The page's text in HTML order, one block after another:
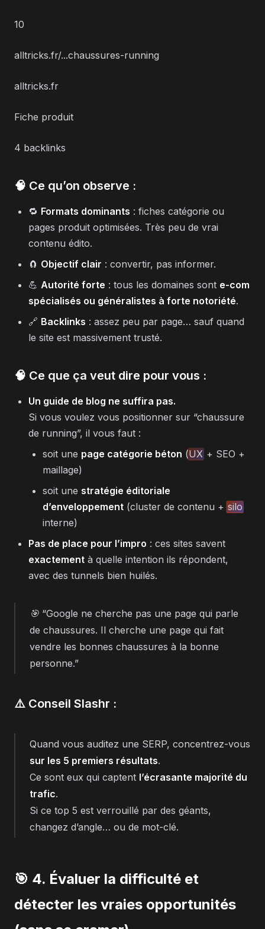
10
alltricks.fr/...chaussures-running
alltricks.fr
Fiche produit
4 backlinks
🧠 Ce qu’on observe :
🔁 Formats dominants : fiches catégorie ou
pages produit optimisées. Très peu de vrai
contenu édito.
🧲 Objectif clair : convertir, pas informer.
💪 Autorité forte : tous les domaines sont e-com
spécialisés ou généralistes à forte notoriété.
🔗 Backlinks : assez peu par page… sauf quand
le site est massivement trusté.
🧠 Ce que ça veut dire pour vous :
Un guide de blog ne suffira pas.
Si vous voulez vous positionner sur “chaussure
de running”, il vous faut :
soit une page catégorie béton (UX + SEO +
maillage)
soit une stratégie éditoriale
d’enveloppement (cluster de contenu +silo
interne)
Pas de place pour l’impro : ces sites savent
exactement à quelle intention ils répondent,
avec des tunnels bien huilés.
🎯 “Google ne cherche pas une page qui parle
de chaussures. Il cherche une page qui fait
vendre les bonnes chaussures à la bonne
personne.”
⚠️ Conseil Slashr :
Quand vous auditez une SERP, concentrez-vous
sur les 5 premiers résultats.
Ce sont eux qui captent l’écrasante majorité du
trafic.
Si ce top 5 est verrouillé par des géants,
changez d’angle… ou de mot-clé.
🎯 4. Évaluer la difficulté et
détecter les vraies opportunités